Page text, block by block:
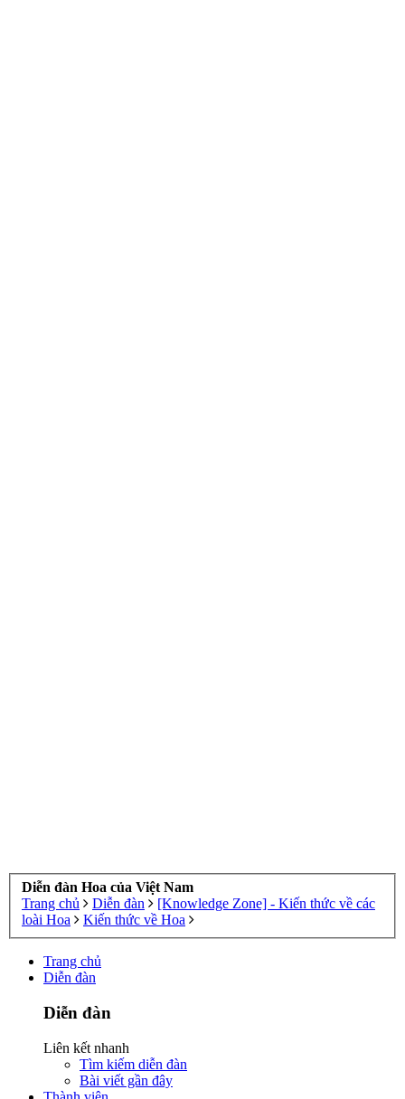
Diễn đàn Hoa của Việt Nam
Trang chủ
Diễn đàn
[Knowledge Zone] - Kiến thức về các
loài Hoa
Kiến thức về Hoa
Trang chủ
Diễn đàn
Diễn đàn
Liên kết nhanh
Tìm kiếm diễn đàn
Bài viết gần đây